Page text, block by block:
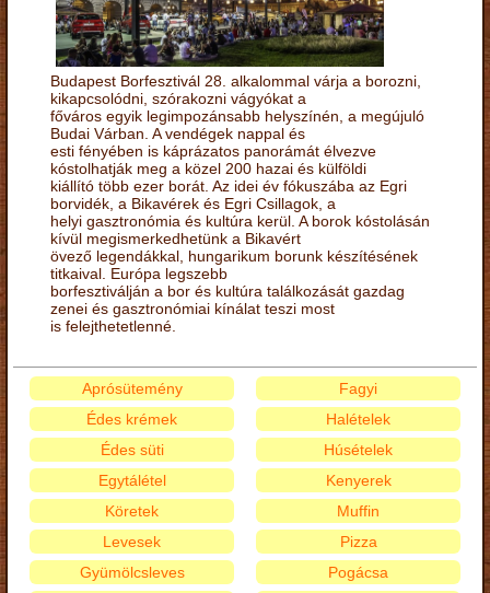
Budapest Borfesztivál 28. alkalommal várja a borozni,
kikapcsolódni, szórakozni vágyókat a
főváros egyik legimpozánsabb helyszínén, a megújuló
Budai Várban. A vendégek nappal és
esti fényében is káprázatos panorámát élvezve
kóstolhatják meg a közel 200 hazai és külföldi
kiállító több ezer borát. Az idei év fókuszába az Egri
borvidék, a Bikavérek és Egri Csillagok, a
helyi gasztronómia és kultúra kerül. A borok kóstolásán
kívül megismerkedhetünk a Bikavért
övező legendákkal, hungarikum borunk készítésének
titkaival. Európa legszebb
borfesztiválján a bor és kultúra találkozását gazdag
zenei és gasztronómiai kínálat teszi most
is felejthetetlenné.
Aprósütemény
Édes krémek
Édes süti
Egytálétel
Fagyi
Halételek
Húsételek
Kenyerek
Köretek
Levesek
Gyümölcsleves
Muffin
Pizza
Pogácsa